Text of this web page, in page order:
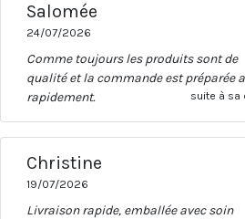
Salomée
24/07/2026
Comme toujours les produits sont de
qualité et la commande est préparée
rapidement.
suite à sa
Christine
19/07/2026
Livraison rapide, emballée avec soin